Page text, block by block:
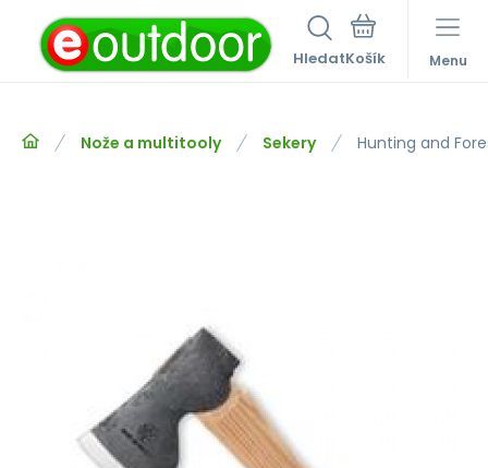
Hledat Menu
Nože a multitooly Sekery Hunting and